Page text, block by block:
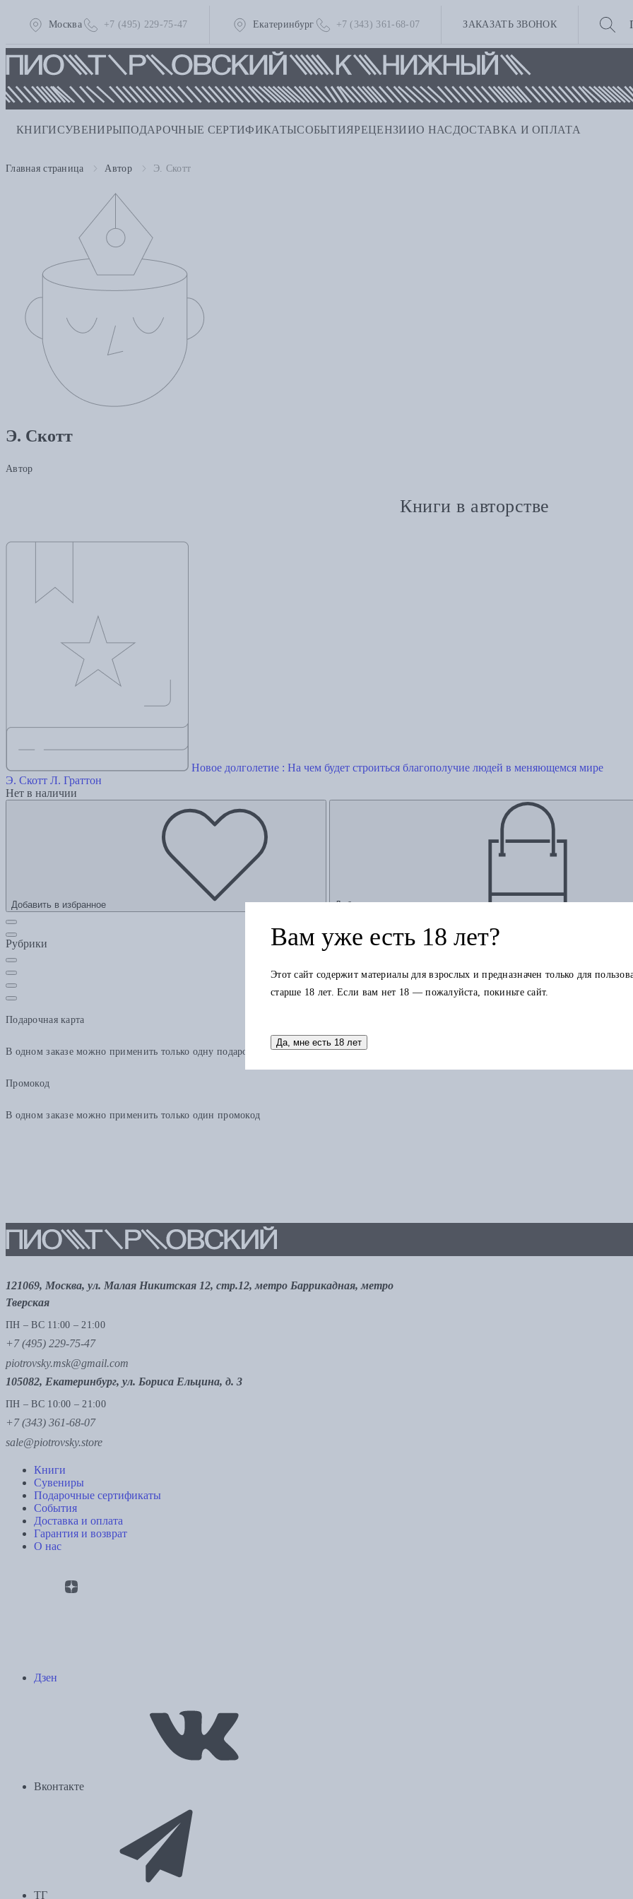
Москва +7 (495) 229-75-47 Екатеринбург +7 (343) 361-68-07 ЗАКАЗАТЬ ЗВОНОК
КНИГИСУВЕНИРЫПОДАРОЧНЫЕ СЕРТИФИКАТЫСОБЫТИЯРЕЦЕНЗИИО НАС ДОСТАВКА И ОПЛАТА
Главная страница Автор Э. Скотт
Э. Скотт
Автор
Книги в авторстве
Новое долголетие : На чем будет строиться благополучие людей в меняющемся мире
Э. Скотт Л. Граттон
Нет в наличии
Добавить в избранное Добавить в корзину
Рубрики
Подарочная карта
В одном заказе можно применить только одну подарочную карту. Остаток по карте можно использовать в других заказах.
Промокод
В одном заказе можно применить только один промокод
121069, Москва, ул. Малая Никитская 12, стр.12, метро Баррикадная, метро
Тверская
ПН – ВС 11:00 – 21:00
+7 (495) 229-75-47
piotrovsky.msk@gmail.com
105082, Екатеринбург, ул. Бориса Ельцина, д. 3
ПН – ВС 10:00 – 21:00
+7 (343) 361-68-07
sale@piotrovsky.store
Книги
Сувениры
Подарочные сертификаты
События
Доставка и оплата
Гарантия и возврат
О нас
Дзен
Вконтакте
ТГ
Вам уже есть 18 лет?
Этот сайт содержит материалы для взрослых и предназначен только для
старше 18 лет. Если вам нет 18 — пожалуйста, покиньте сайт.
Да, мне есть 18 лет